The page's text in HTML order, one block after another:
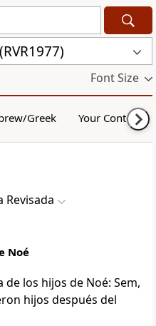
Font Size
Greek Your Content
Revisada
Noé
de los hijos de Noé: Sem,
hijos después del